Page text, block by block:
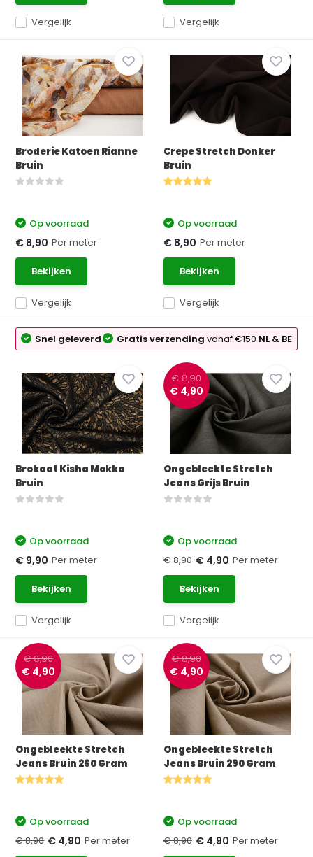
Vergelijk Vergelijk
Broderie Katoen Rianne
Bruin
Vergelijk
Op voorraad
€ 8,90 Per meter
Bekijken
Crepe Stretch Donker
Bruin
Vergelijk
Op voorraad
€ 8,90 Per meter
Bekijken
Snel geleverd Gratis verzendingvanaf €150 NL & BE
Brokaat Kisha Mokka
Bruin
Vergelijk
Op voorraad
€ 9,90 Per meter
Bekijken
€ 8,90
€ 4,90
Ongebleekte Stretch
Jeans Grijs Bruin
Vergelijk
Op voorraad
€ 8,90 € 4,90 Per meter
Bekijken
€ 8,90
€ 4,90
Ongebleekte Stretch
Jeans Bruin 260 Gram
Op voorraad
€ 8,90 € 4,90 Per meter
€ 8,90
€ 4,90
Ongebleekte Stretch
Jeans Bruin 290 Gram
Op voorraad
€ 8,90 € 4,90 Per meter